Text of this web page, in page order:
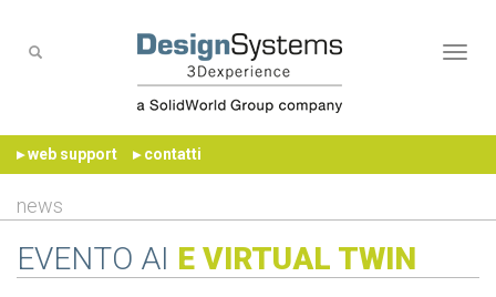
▸ web support ▸ contatti
news
EVENTO AI E VIRTUAL TWIN